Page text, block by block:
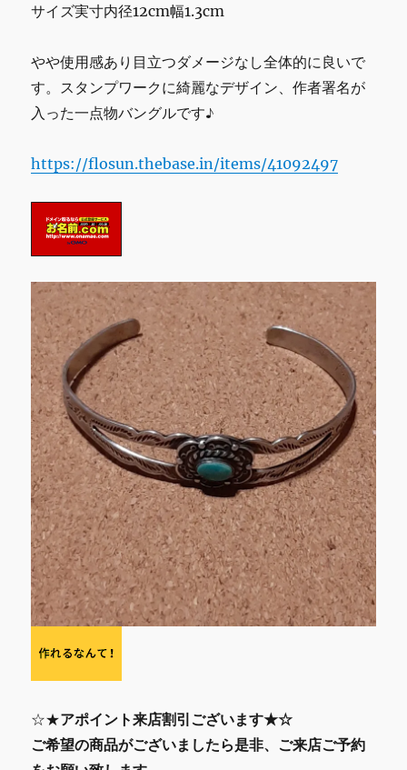
デ
ィ
イ
物
に
サイズ実寸内径12cm幅1.3cm
やや使用感あり目立つダメージなし全体的に良いで
す。スタンプワークに綺麗なデザイン、作者署名が
入った一点物バングルです♪
https://flosun.thebase.in/items/41092497
☆★アポイント来店割引ございます★☆
ご希望の商品がございましたら是非、ご来店ご予約